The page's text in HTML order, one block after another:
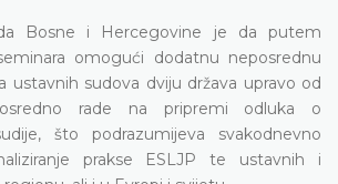
Bosne i Hercegovine je da putem
omogući dodatnu neposrednu
ustavnih sudova dviju država upravo od
rade na pripremi odluka o
što podrazumijeva svakodnevno
prakse ESLJP te ustavnih i